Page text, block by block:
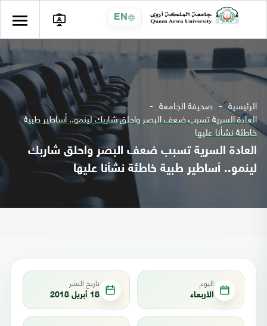
EN
الرئيسية صحيفة الجامعة
العادة السرية تسبب ضعف البصر واحلق شاربك لينمو.. أساطير طبية
خاطئة نشأنا عليها
العادة السرية تسبب ضعف البصر واحلق شاربك
لينمو.. أساطير طبية خاطئة نشأنا عليها
اليوم
الأربعاء
تاريخ النشر
18 أبريل 2018